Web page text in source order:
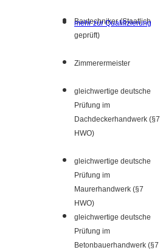
Bautechniker (Staatlich
geprüft)
Zimmerermeister
gleichwertige deutsche
Prüfung im
Dachdeckerhandwerk (§7
HWO)
gleichwertige deutsche
Prüfung im
Maurerhandwerk (§7
HWO)
gleichwertige deutsche
Prüfung im
Betonbauerhandwerk (§7
mehr zur Qualifizierung